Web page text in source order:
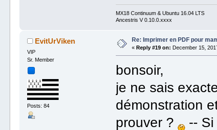
MX18 Continuum & Ubuntu 16.04 LTS
Ancestris V 0.10.0.xxxx
EvitUrViken
VIP
Sr. Member
Posts: 84
Re: Imprimer en PDF pour
« Reply #19 on: December 15,
bonsoir,
je ne sais
démonstration
prouver ?
--